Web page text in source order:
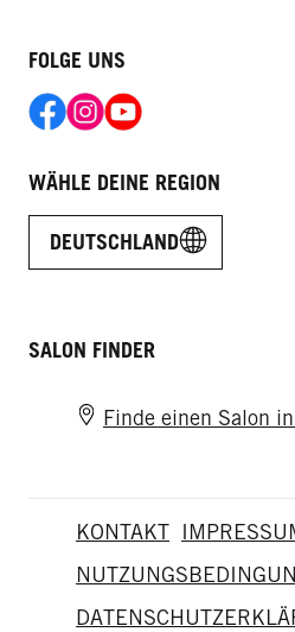
FOLGE UNS
WÄHLE DEINE REGION
DEUTSCHLAND
SALON FINDER
Finde einen Salon
KONTAKT